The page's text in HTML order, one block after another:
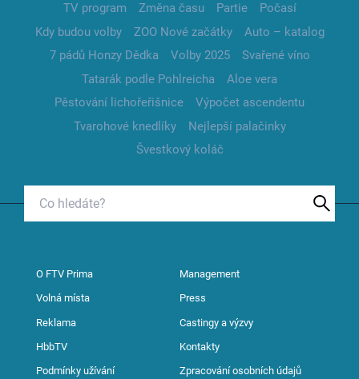
TV program
Změna času Partie
Počasí
Kdy budou volby
ZOO Nové začátky
Auto – katalog
7 pádů Honzy Dědka
Volby 2025
Svařené víno
Tatarák podle Pohlreicha
Aloe vera
Pěstování lichořeřišnice
Výpočet ascendentu
Tvarohové knedlíky
Nejlepší palačinky
Švestkový koláč
O FTV Prima Management
Volná místa Press
Reklama Castingy a výzvy
HbbTV Kontakty
Podmínky užívání Zpracování osobních údajů